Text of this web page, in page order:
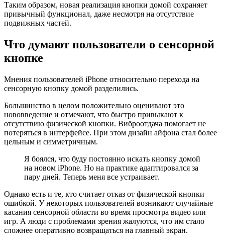
Таким образом, новая реализация кнопки домой сохраняет
привычный функционал, даже несмотря на отсутствие
подвижных частей.
Что думают пользователи о сенсорной
кнопке
Мнения пользователей iPhone относительно перехода на
сенсорную кнопку домой разделились.
Большинство в целом положительно оценивают это
нововведение и отмечают, что быстро привыкают к
отсутствию физической кнопки. Виброотдача помогает не
потеряться в интерфейсе. При этом дизайн айфона стал более
цельным и симметричным.
Я боялся, что буду постоянно искать кнопку домой
на новом iPhone. Но на практике адаптировался за
пару дней. Теперь меня все устраивает.
Однако есть и те, кто считает отказ от физической кнопки
ошибкой. У некоторых пользователей возникают случайные
касания сенсорной области во время просмотра видео или
игр. А люди с проблемами зрения жалуются, что им стало
сложнее оперативно возвращаться на главный экран.